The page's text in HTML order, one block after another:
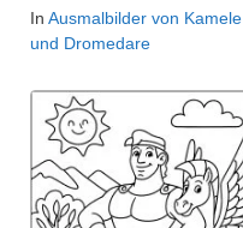
In Ausmalbilder von Kamele
und Dromedare